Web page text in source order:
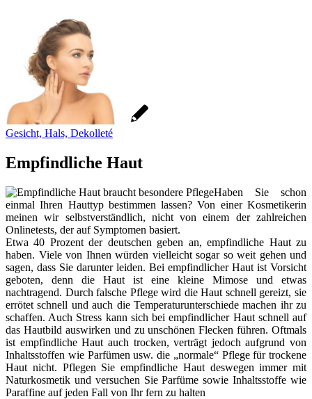
Gesicht, Hals, Dekolleté
Empfindliche Haut
Haben Sie schon
einmal Ihren Hauttyp bestimmen lassen? Von einer Kosmetikerin
meinen wir selbstverständlich, nicht von einem der zahlreichen
Onlinetests, der auf Symptomen basiert.
Etwa 40 Prozent der deutschen geben an, empfindliche Haut zu
haben. Viele von Ihnen würden vielleicht sogar so weit gehen und
sagen, dass Sie darunter leiden. Bei empfindlicher Haut ist Vorsicht
geboten, denn die Haut ist eine kleine Mimose und etwas
nachtragend. Durch falsche Pflege wird die Haut schnell gereizt, sie
errötet schnell und auch die Temperaturunterschiede machen ihr zu
schaffen. Auch Stress kann sich bei empfindlicher Haut schnell auf
das Hautbild auswirken und zu unschönen Flecken führen. Oftmals
ist empfindliche Haut auch trocken, verträgt jedoch aufgrund von
Inhaltsstoffen wie Parfümen usw. die „normale“ Pflege für trockene
Haut nicht. Pflegen Sie empfindliche Haut deswegen immer mit
Naturkosmetik und versuchen Sie Parfüme sowie Inhaltsstoffe wie
Paraffine auf jeden Fall von Ihr fern zu halten